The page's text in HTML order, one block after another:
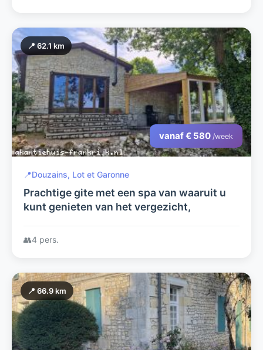
📍 62.1 km
vanaf € 580 /week
📍Douzains, Lot et Garonne
Prachtige gite met een spa van waaruit u
kunt genieten van het vergezicht,
👥4 pers.
📍 66.9 km